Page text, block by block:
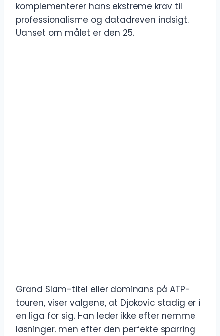
komplementerer hans ekstreme krav til
professionalisme og datadreven indsigt.
Uanset om målet er den 25.
Grand Slam-titel eller dominans på ATP-
touren, viser valgene, at Djokovic stadig er i
en liga for sig. Han leder ikke efter nemme
løsninger, men efter den perfekte sparring